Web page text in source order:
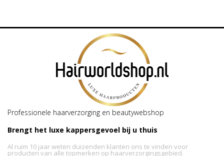
Professionele haarverzorging en beautywebshop
Brengt het luxe kappersgevoel bij u thuis
Al ruim 10 jaar weten duizenden klanten ons te vinden voor
producten van alle topmerken op haarverzorgingsgebied.